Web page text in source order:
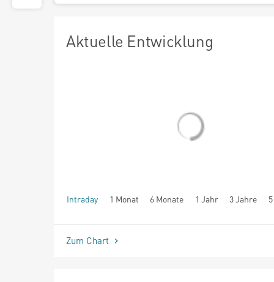
Aktuelle Entwicklung
Intraday 1 Monat 6 Monate 1 Jahr 3 Jahre
seit Beginn
Zum Chart